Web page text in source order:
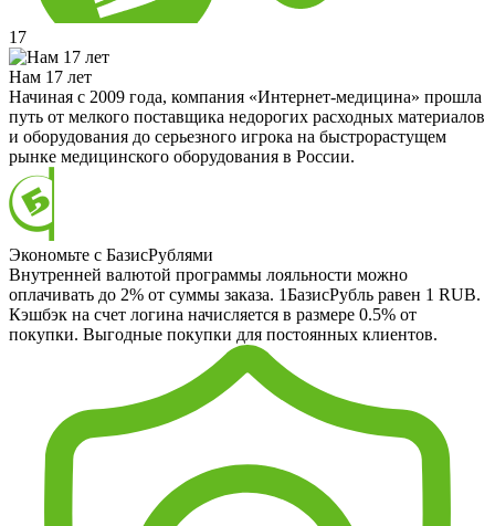
17
Нам 17 лет
Начиная с 2009 года, компания «Интернет-медицина» прошла
путь от мелкого поставщика недорогих расходных материалов
и оборудования до серьезного игрока на быстрорастущем
рынке медицинского оборудования в России.
Экономьте с БазисРублями
Внутренней валютой программы лояльности можно
оплачивать до 2% от суммы заказа. 1БазисРубль равен 1 RUB.
Кэшбэк на счет логина начисляется в размере 0.5% от
покупки. Выгодные покупки для постоянных клиентов.